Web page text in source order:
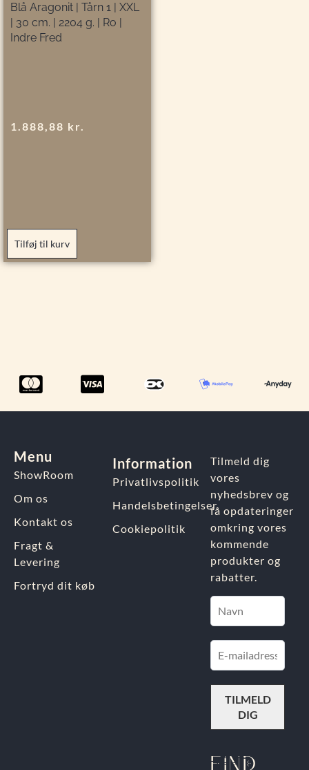
Blå Aragonit | Tårn 1 | XXL
| 30 cm. | 2204 g. | Ro |
Indre Fred
1.888,88 kr.
Tilføj til kurv
Menu
ShowRoom
Om os
Kontakt os
Fragt &
Levering
Fortryd dit køb
Information
Privatlivspolitik
Handelsbetingelser
Cookiepolitik
Tilmeld dig
vores
nyhedsbrev og
få opdateringer
omkring vores
kommende
produkter og
rabatter.
FIND